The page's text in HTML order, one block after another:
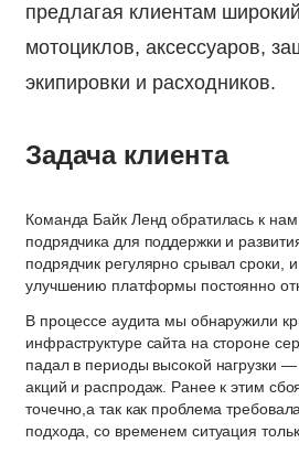
предлагая клиентам
мотоциклов, аксессуаров,
экипировки и расходников.
Задача клиента
Команда Байк Ленд обратилась к нам
подрядчика для поддержки и
подрядчик регулярно срывал
улучшению платформы постоянно
В процессе аудита мы обнаружили
инфраструктуре сайта на стороне
падал в периоды высокой нагрузки
акций и распродаж. Ранее к этим
точечно,а так как проблема
подхода, со временем ситуация